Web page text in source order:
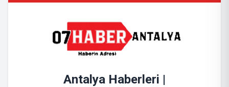
Antalya Haberleri |